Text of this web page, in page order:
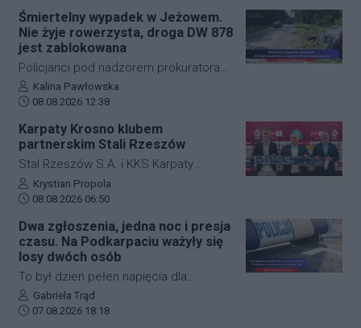
zdarzenie drogowe w miejscowości
Przysieki doprowadziło do utrudnień na
drodze krajowej nr 28. Na miejscu
natychmiast pojawiła się policja, która
wprowadziła zmianę w organizacji
ruchu, by zabezpieczyć teren i uniknąć
Śmiertelny wypadek w Jeżowem.
Nie żyje rowerzysta, droga DW 878
jest zablokowana
Policjanci pod nadzorem prokuratora
ustalają szczegółowe okoliczności
tragicznego wypadku, do którego
doszło dzisiaj rano w miejscowości
Jeżowe w powiecie niżańskim. W
wyniku zderzenia samochodu
osobowego z rowerzystą, śmierć na
miejscu poniósł kierujący jednośladem.
Droga wojewódzka nr 878 jest
całkowicie zablokowana.
Autor artykułu:
Kalina Pawłowska
Data dodania artykułu:
08.08.2026 12:38
Karpaty Krosno klubem
partnerskim Stali Rzeszów
Stal Rzeszów S.A. i KKS Karpaty
Krosno rozpoczęły oficjalną
współpracę. Kluby podpisały
długoterminową umowę partnerską,
która ma obejmować m.in. wymianę
doświadczeń, rozwój szkolenia
młodzieży oraz obserwację i
pozyskiwanie utalentowanych
zawodników z regionu.
Autor artykułu:
Krystian Propola
Data dodania artykułu:
08.08.2026 06:50
Dwa zgłoszenia, jedna noc i presja
czasu. Na Podkarpaciu ważyły się
losy dwóch osób
To był dzień pełen napięcia dla
funkcjonariuszy z powiatu niżańskiego.
W ciągu zaledwie kilkunastu godzin
Autor artykułu:
Gabriela Trąd
Data dodania artykułu:
07.08.2026 18:18